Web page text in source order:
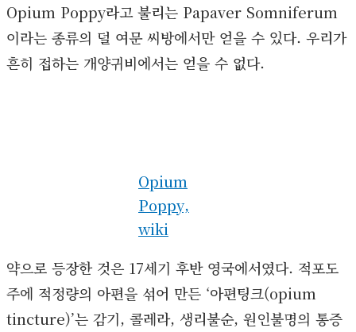
Opium Poppy라고 불리는 Papaver Somniferum
이라는 종류의 덜 여문 씨방에서만 얻을 수 있다. 우리가
흔히 접하는 개양귀비에서는 얻을 수 없다.
Opium
Poppy,
wiki
약으로 등장한 것은 17세기 후반 영국에서였다. 적포도
주에 적정량의 아편을 섞어 만든 ‘아편팅크(opium
tincture)’는 감기, 콜레라, 생리불순, 원인불명의 통증